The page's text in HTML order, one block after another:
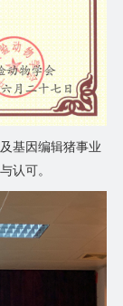
基因编辑猪事业
认可。